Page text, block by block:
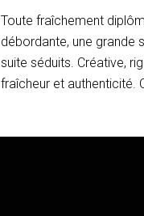
Toute fraîchement
débordante, une grande
suite séduits. Créative,
fraîcheur et authenticité.